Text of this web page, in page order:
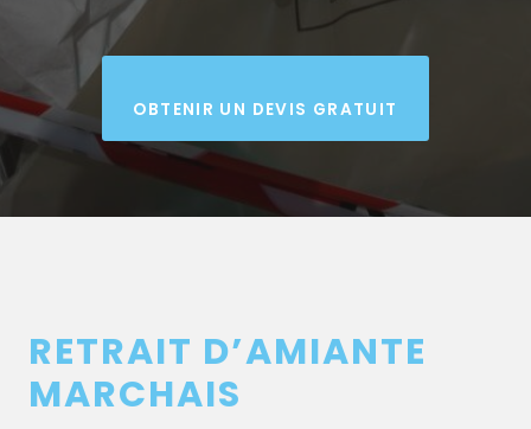
OBTENIR UN DEVIS GRATUIT
RETRAIT D’AMIANTE
MARCHAIS